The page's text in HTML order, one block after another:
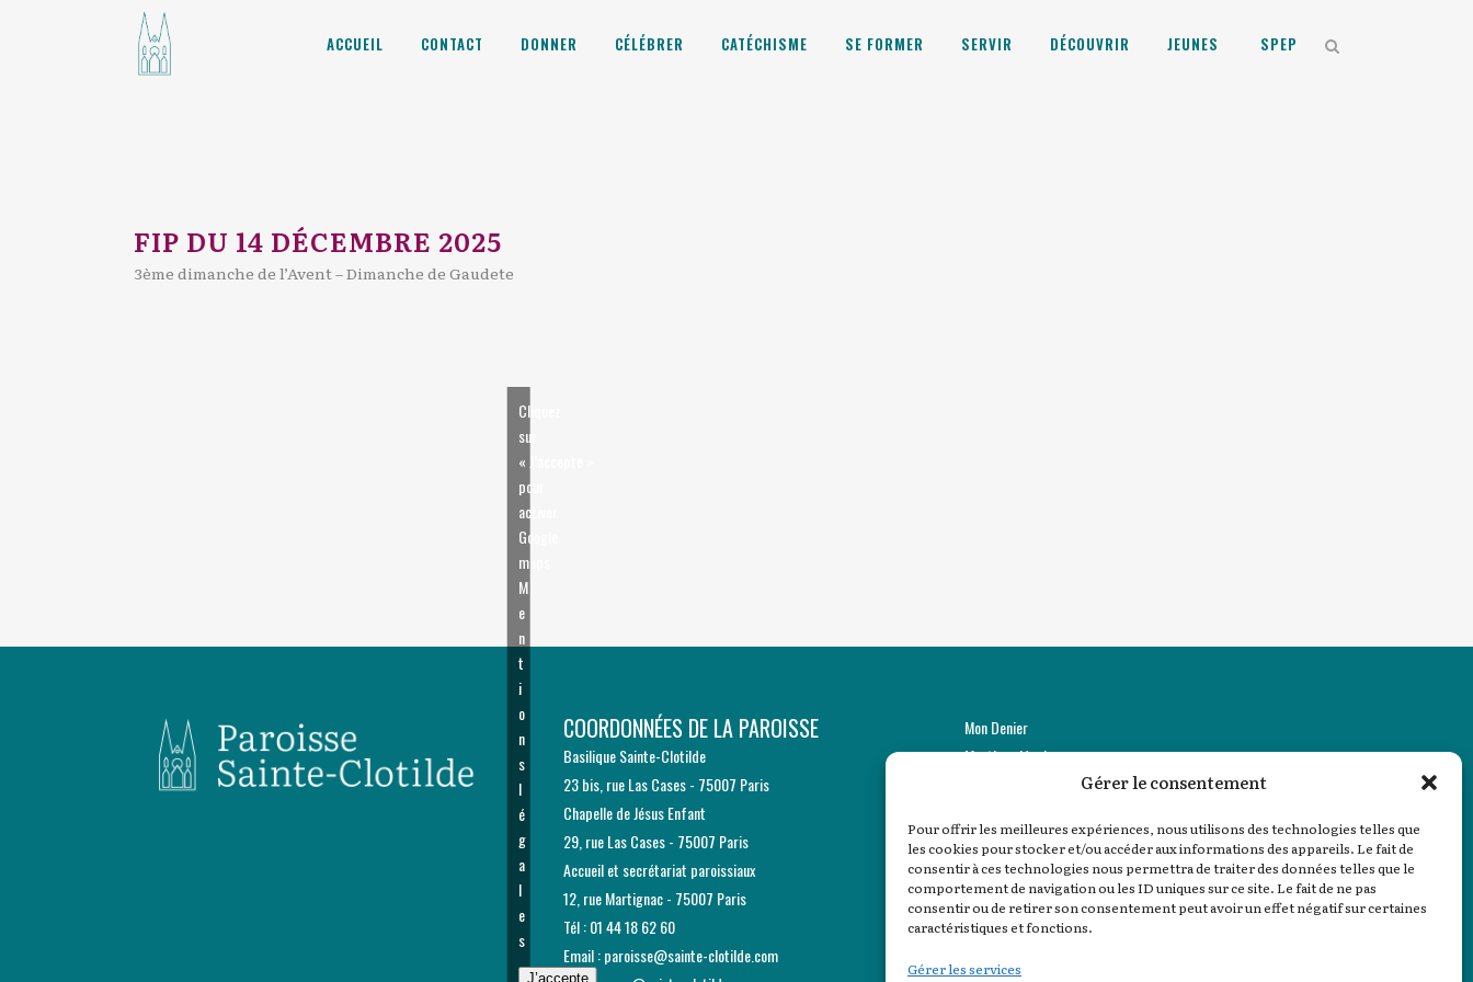
Gérer le consentement
Pour offrir les meilleures expériences, nous utilisons des technologies telles que
les cookies pour stocker et/ou accéder aux informations des appareils. Le fait de
consentir à ces technologies nous permettra de traiter des données telles que le
comportement de navigation ou les ID uniques sur ce site. Le fait de ne pas
consentir ou de retirer son consentement peut avoir un effet négatif sur certaines
caractéristiques et fonctions.
Gérer les services
ACCUEIL CONTACT DONNER CÉLÉBRER CATÉCHISME SE FORMER SERVIR DÉCOUVRIR JEUNES SPEP
FIP DU 14 DÉCEMBRE 2025
3ème dimanche de l’Avent – Dimanche de Gaudete
Cliquez
sur
« J’accepte »
pour
activer
Google
maps
M
e
n
t
i
o
n
s
l
é
g
a
l
e
s
J’accepte
COORDONNÉES DE LA PAROISSE
Basilique Sainte-Clotilde
23 bis, rue Las Cases - 75007 Paris
Chapelle de Jésus Enfant
29, rue Las Cases - 75007 Paris
Accueil et secrétariat paroissiaux
12, rue Martignac - 75007 Paris
Tél : 01 44 18 62 60
Email :paroisse@sainte-clotilde.com
Mon Denier
Mentions légales